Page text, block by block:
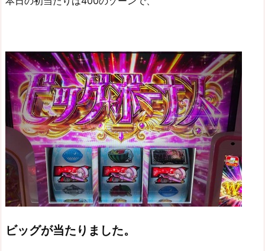
ビッグが当たりました。